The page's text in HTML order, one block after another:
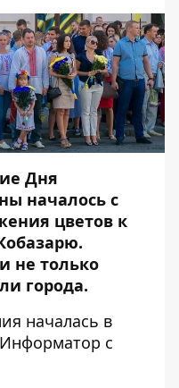
Дня
началось с
цветов к
не только
города.
началась в
Информатор с